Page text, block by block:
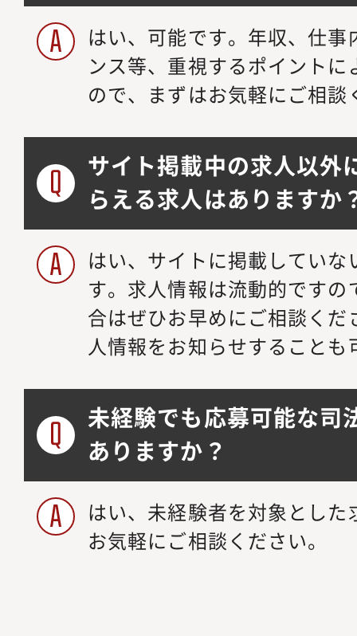
はい、可能です。年収、仕
ンス等、重視するポイント
ので、まずはお気軽にご相談
サイト掲載中の求人以外
らえる求人はありますか
はい、サイトに掲載してい
す。求人情報は流動的です
合はぜひお早めにご相談く
人情報をお知らせすることも
未経験でも応募可能な司
ありますか？
はい、未経験者を対象とし
お気軽にご相談ください。